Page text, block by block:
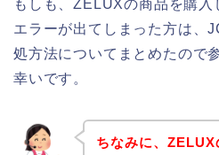
もしも、ZELUXの商品を購
エラーが出てしまった方は、
処方法についてまとめたので
幸いです。
ちなみに、ZELUX